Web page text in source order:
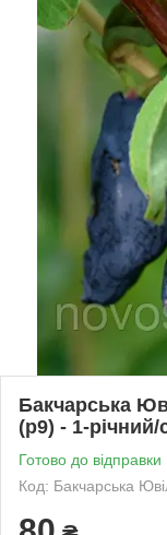
Бакчарська
(p9) - 1-річний/
Готово до відправки
Код: Бакчарська